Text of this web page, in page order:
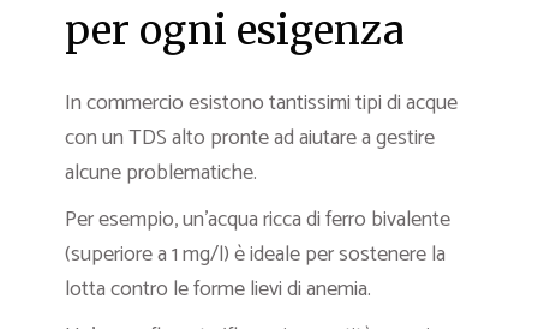
per ogni esigenza
In commercio esistono tantissimi tipi di acque
con un TDS alto pronte ad aiutare a gestire
alcune problematiche.
Per esempio, un’acqua ricca di ferro bivalente
(superiore a 1 mg/l) è ideale per sostenere la
lotta contro le forme lievi di anemia.